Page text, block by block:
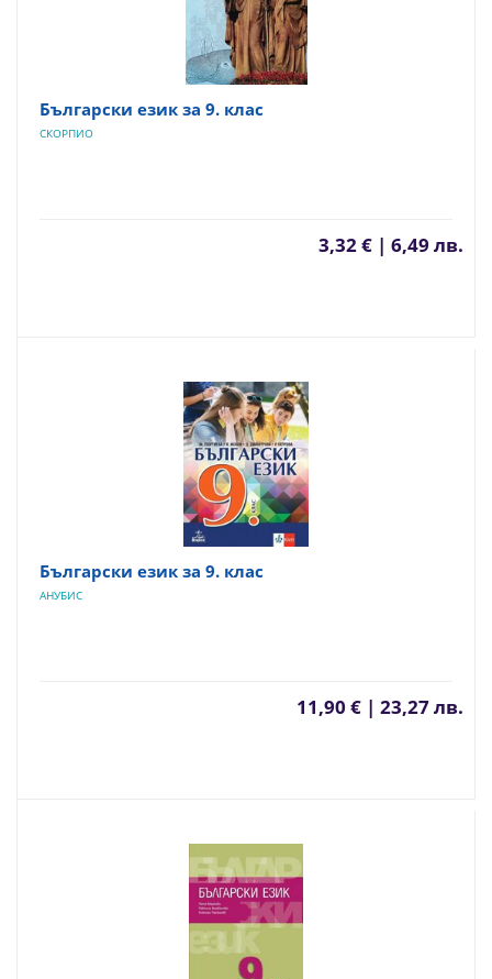
Български език за 9. клас
СКОРПИО
3,32 € | 6,49 лв.
Български език за 9. клас
АНУБИС
11,90 € | 23,27 лв.